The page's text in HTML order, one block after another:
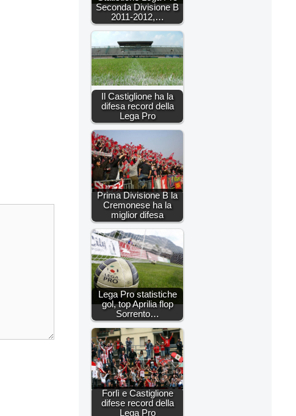
Seconda Divisione B
2011-2012,…
Il Castiglione ha la
difesa record della
Lega Pro
Prima Divisione B la
Cremonese ha la
miglior difesa
Lega Pro statistiche
gol, top Aprilia flop
Sorrento…
Forlì e Castiglione
difese record della
Lega Pro